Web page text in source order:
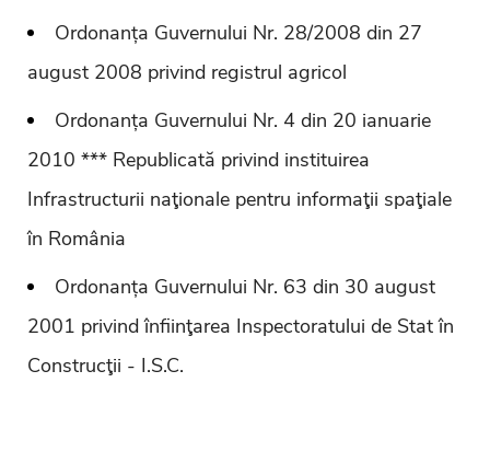
Ordonanța Guvernului Nr. 28/2008 din 27
august 2008 privind registrul agricol
Ordonanța Guvernului Nr. 4 din 20 ianuarie
2010 *** Republicată privind instituirea
Infrastructurii naţionale pentru informaţii spaţiale
în România
Ordonanța Guvernului Nr. 63 din 30 august
2001 privind înfiinţarea Inspectoratului de Stat în
Construcţii - I.S.C.